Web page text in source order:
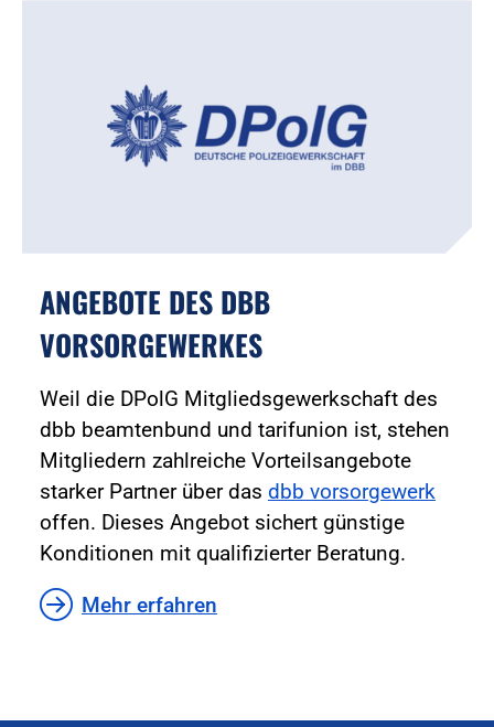
ANGEBOTE DES DBB
VORSORGEWERKES
Weil die DPolG Mitgliedsgewerkschaft des
dbb beamtenbund und tarifunion ist, stehen
Mitgliedern zahlreiche Vorteilsangebote
starker Partner über das dbb vorsorgewerk
offen. Dieses Angebot sichert günstige
Konditionen mit qualifizierter Beratung.
Mehr erfahren